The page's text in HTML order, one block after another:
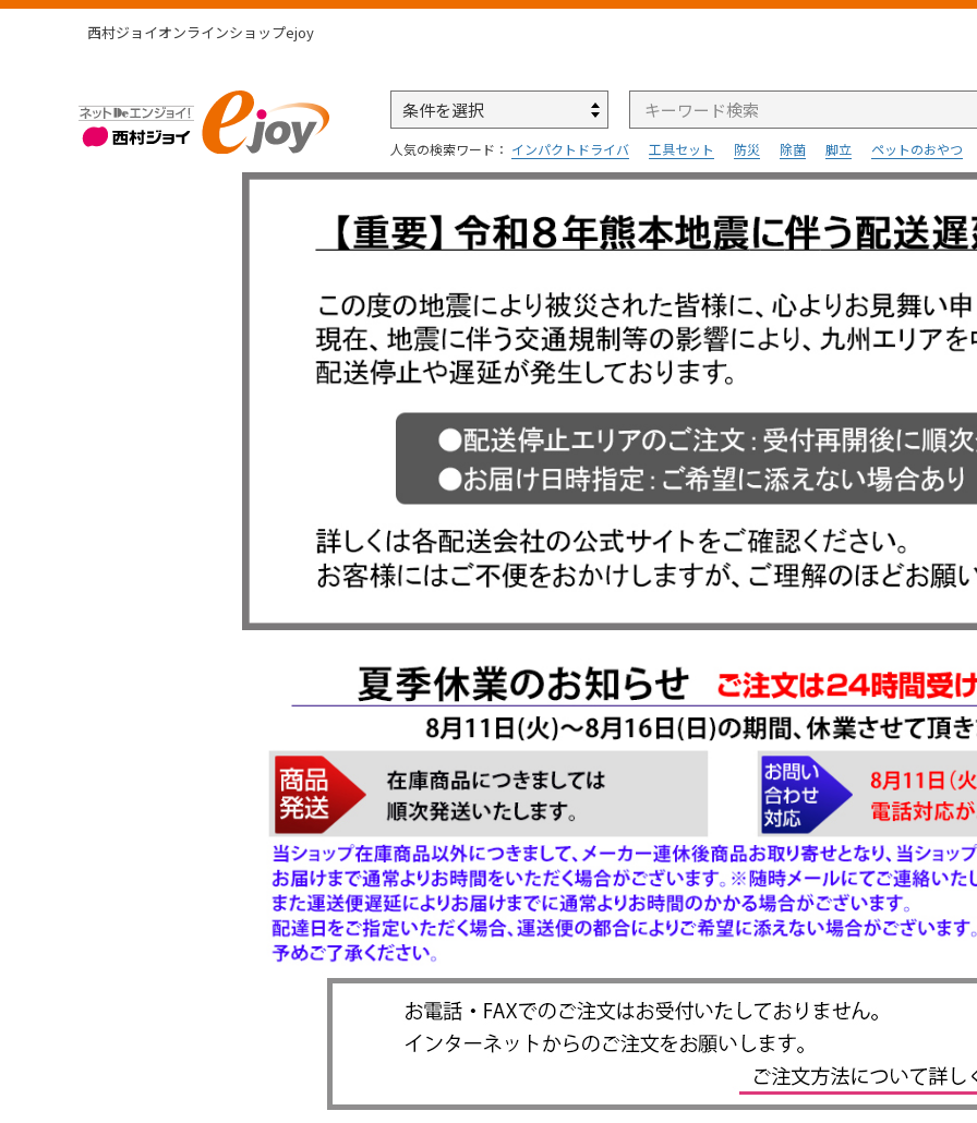
西村ジョイオンラインショップejoy
検索
人気の検索ワード： インパクトドライバ 工具セット 防災 除菌 脚立 ペットのおやつ